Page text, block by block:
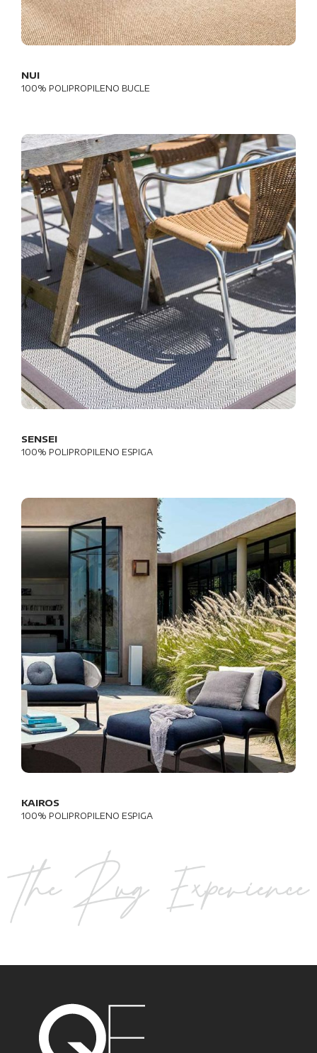
NUI
100% POLIPROPILENO BUCLE
SENSEI
100% POLIPROPILENO ESPIGA
KAIROS
100% POLIPROPILENO ESPIGA